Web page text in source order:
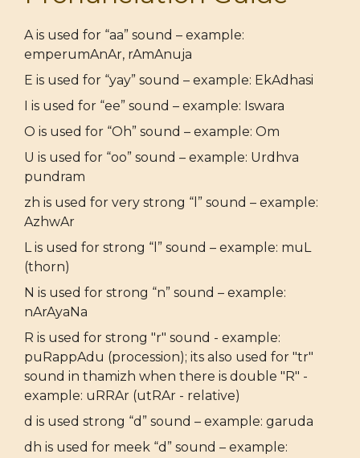
A is used for “aa” sound – example:
emperumAnAr, rAmAnuja
E is used for “yay” sound – example: EkAdhasi
I is used for “ee” sound – example: Iswara
O is used for “Oh” sound – example: Om
U is used for “oo” sound – example: Urdhva
pundram
zh is used for very strong “l” sound – example:
AzhwAr
L is used for strong “l” sound – example: muL
(thorn)
N is used for strong “n” sound – example:
nArAyaNa
R is used for strong "r" sound - example:
puRappAdu (procession); its also used for "tr"
sound in thamizh when there is double "R" -
example: uRRAr (utRAr - relative)
d is used strong “d” sound – example: garuda
dh is used for meek “d” sound – example: